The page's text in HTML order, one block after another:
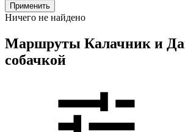
Применить
Ничего не найдено
Маршруты Калачник и
собачкой